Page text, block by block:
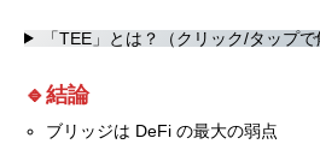
「TEE」とは？（クリック/タップで
🔹結論
ブリッジは DeFi の最大の弱点